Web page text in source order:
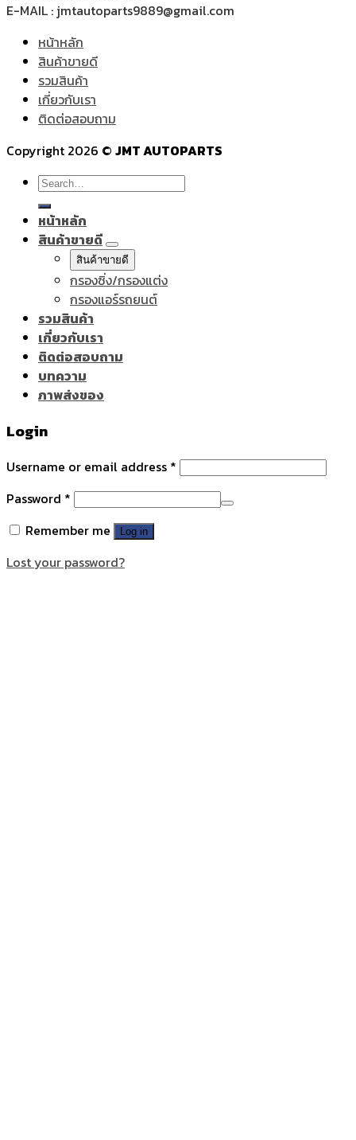
E-MAIL : jmtautoparts9889@gmail.com
หน้าหลัก
สินค้าขายดี
รวมสินค้า
เกี่ยวกับเรา
ติดต่อสอบถาม
Copyright 2026 © JMT AUTOPARTS
Search
for:
หน้าหลัก
สินค้าขายดี
สินค้าขายดี
กรองซิ่ง/กรองแต่ง
กรองแอร์รถยนต์
รวมสินค้า
เกี่ยวกับเรา
ติดต่อสอบถาม
บทความ
ภาพส่งของ
Login
Username or email address *
Password *
Remember me
Log in
Lost your password?